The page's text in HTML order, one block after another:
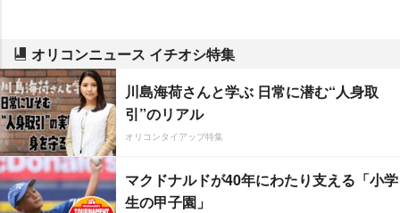
オリコンニュース イチオシ特集
川島海荷さんと学ぶ 日常に潜む“人身取
引”のリアル
オリコンタイアップ特集
マクドナルドが40年にわたり支える「小学
生の甲子園」